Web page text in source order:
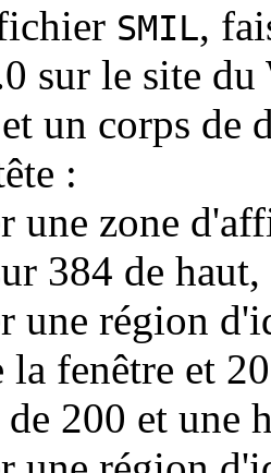
SMIL,
sur le site
un corps de
:
une zone
384 de
une région
la fenêtre et
200 et une